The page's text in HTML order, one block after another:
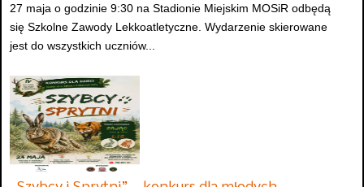
27 maja o godzinie 9:30 na Stadionie Miejskim MOSiR odbędą
się Szkolne Zawody Lekkoatletyczne. Wydarzenie skierowane
jest do wszystkich uczniów...